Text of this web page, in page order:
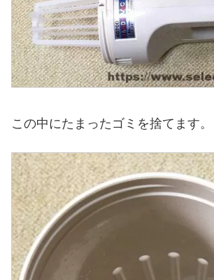
この中にたまったゴミを捨てます。